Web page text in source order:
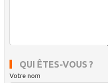
QUI ÊTES-VOUS ?
Votre nom